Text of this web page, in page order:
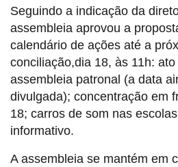
Seguindo a indicação da
assembleia aprovou a
calendário de ações até a
conciliação,dia 18, às 11h:
assembleia patronal (a data
divulgada); concentração em
18; carros de som nas
informativo.
A assembleia se mantém em